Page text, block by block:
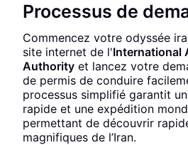
Processus de
Commencez votre odyssée
site internet de l'International
Authority et lancez votre
de permis de conduire
processus simplifié garantit
rapide et une expédition
permettant de découvrir
magnifiques de l’Iran.